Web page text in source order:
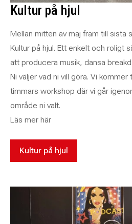
Kultur på hjul
Mellan mitten av maj fram till sista
Kultur på hjul. Ett enkelt och roligt
att producera musik, dansa
Ni väljer vad ni vill göra. Vi
timmars workshop där vi går
område ni valt.
Läs mer här
Kultur på hjul